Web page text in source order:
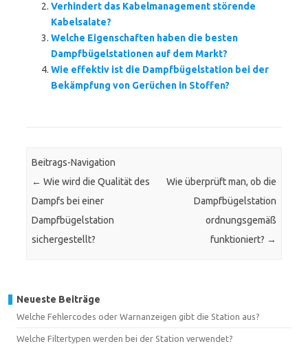
Verhindert das Kabelmanagement störende
Kabelsalate?
Welche Eigenschaften haben die besten
Dampfbügelstationen auf dem Markt?
Wie effektiv ist die Dampfbügelstation bei der
Bekämpfung von Gerüchen in Stoffen?
Beitrags-Navigation
← Wie wird die Qualität des
Dampfs bei einer
Dampfbügelstation
sichergestellt?
Wie überprüft man, ob die
Dampfbügelstation
ordnungsgemäß
funktioniert? →
Neueste Beiträge
Welche Fehlercodes oder Warnanzeigen gibt die Station aus?
Welche Filtertypen werden bei der Station verwendet?